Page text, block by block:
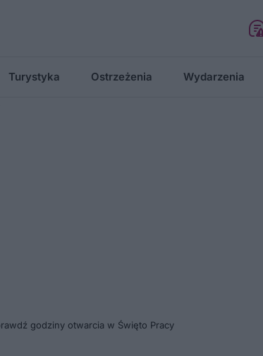
Turystyka Ostrzeżenia Wydarzenia
godziny otwarcia w Święto Pracy